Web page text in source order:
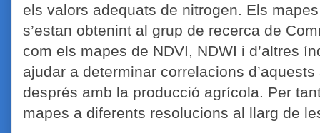
els valors adequats de nitrogen. Els
s’estan obtenint al grup de recerca de
com els mapes de NDVI, NDWI i d’altres
ajudar a determinar correlacions
després amb la producció agrícola. Per
mapes a diferents resolucions al llarg de